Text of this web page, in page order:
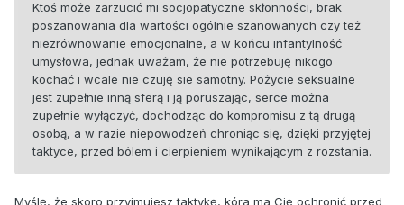
Ktoś może zarzucić mi socjopatyczne skłonności, brak
poszanowania dla wartości ogólnie szanowanych czy też
niezrównowanie emocjonalne, a w końcu infantylność
umysłowa, jednak uważam, że nie potrzebuję nikogo
kochać i wcale nie czuję sie samotny. Pożycie seksualne
jest zupełnie inną sferą i ją poruszając, serce można
zupełnie wyłączyć, dochodząc do kompromisu z tą drugą
osobą, a w razie niepowodzeń chroniąc się, dzięki przyjętej
taktyce, przed bólem i cierpieniem wynikającym z rozstania.
Myślę, że skoro przyjmujesz taktykę, kóra ma Cię ochronić przed